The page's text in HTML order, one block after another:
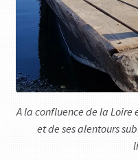
A la confluence de la
et de ses alentours